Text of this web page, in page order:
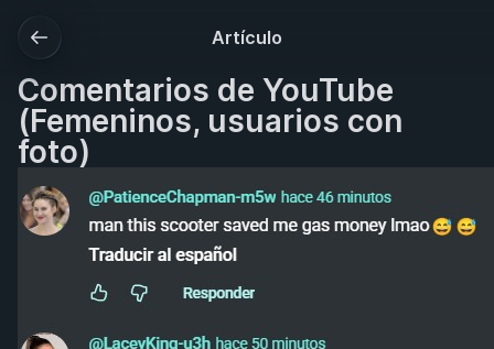
Artículo
Comentarios de YouTube
(Femeninos, usuarios con
foto)